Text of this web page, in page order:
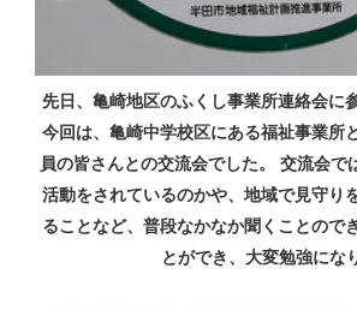
先日、亀崎地区のふくし事業所連絡会に
今回は、亀崎中学校区にある福祉事業所
員の皆さんとの交流会でした。 交流会で
活動をされているのかや、地域で見守り
ることなど、普段なかなか聞くことので
とができ、大変勉強にな